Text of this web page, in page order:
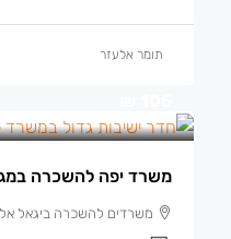
תומר אלעזר
משרד יפה להשכרה
משרדים להשכרה ביגאל